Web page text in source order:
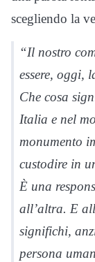
scegliendo la
“Il nostro
essere, oggi,
Che cosa
Italia e nel
monumento
custodire in
È una
all’altra. E
significhi,
persona